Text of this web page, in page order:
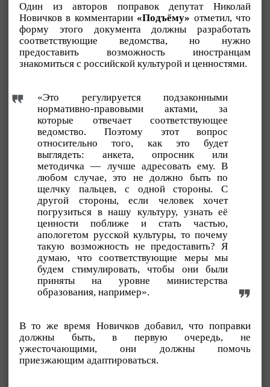
Один из авторов поправок депутат Николай
Новичков в комментарии «Подъёму» отметил, что
форму этого документа должны разработать
соответствующие ведомства, но нужно
предоставить возможность иностранцам
знакомиться с российской культурой и ценностями.
«Это регулируется подзаконными
нормативно-правовыми актами, за
которые отвечает соответствующее
ведомство. Поэтому этот вопрос
относительно того, как это будет
выглядеть: анкета, опросник или
методичка — лучше адресовать ему. В
любом случае, это не должно быть по
щелчку пальцев, с одной стороны. С
другой стороны, если человек хочет
погрузиться в нашу культуру, узнать её
ценности поближе и стать частью,
апологетом русской культуры, то почему
такую возможность не предоставить? Я
думаю, что соответствующие меры мы
будем стимулировать, чтобы они были
приняты на уровне министерства
образования, например».
В то же время Новичков добавил, что поправки
должны быть, в первую очередь, не
ужесточающими, они должны помочь
приезжающим адаптироваться.